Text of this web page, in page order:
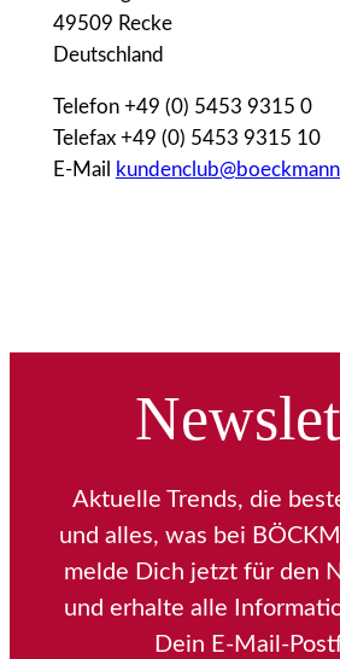
49509 Recke
Deutschland
Telefon +49 (0) 5453 9315 0
Telefax +49 (0) 5453 9315 10
E-Mail
Aktuelle Trends, die
und alles, was bei
melde Dich jetzt für den
und erhalte alle
Dein E-Mail-